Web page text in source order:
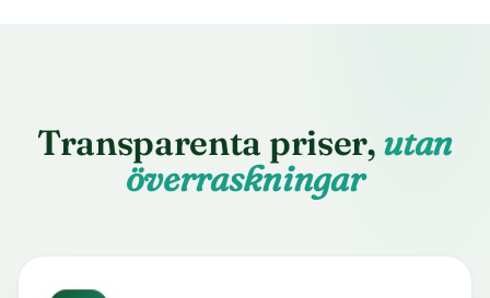
Transparenta priser, utan
överraskningar